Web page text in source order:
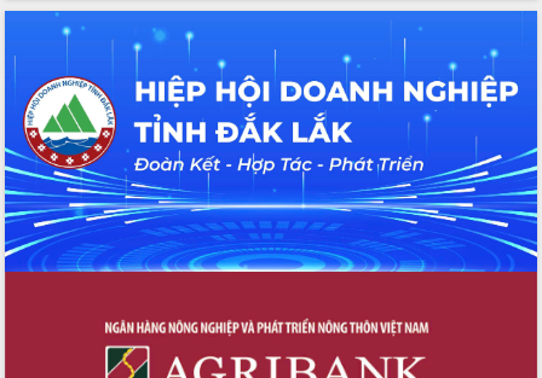
Hội thảo khoa học “Giải pháp thúc đẩy
phát triển nền kinh tế xanh tại tỉnh
Đắk Lắk”
Tăng cường giám sát, đôn đốc thực
hiện nhiệm vụ quản lý tài sản công
hàng tuần
Tháo gỡ những vướng mắc, đẩy mạnh
công tác cải cách thủ tục hành chính
tại Trung tâm Phục vụ hành chính
công tỉnh
Đắk Lắk rà soát, điều chỉnh Đề án 190
về phát triển nuôi trồng thủy sản